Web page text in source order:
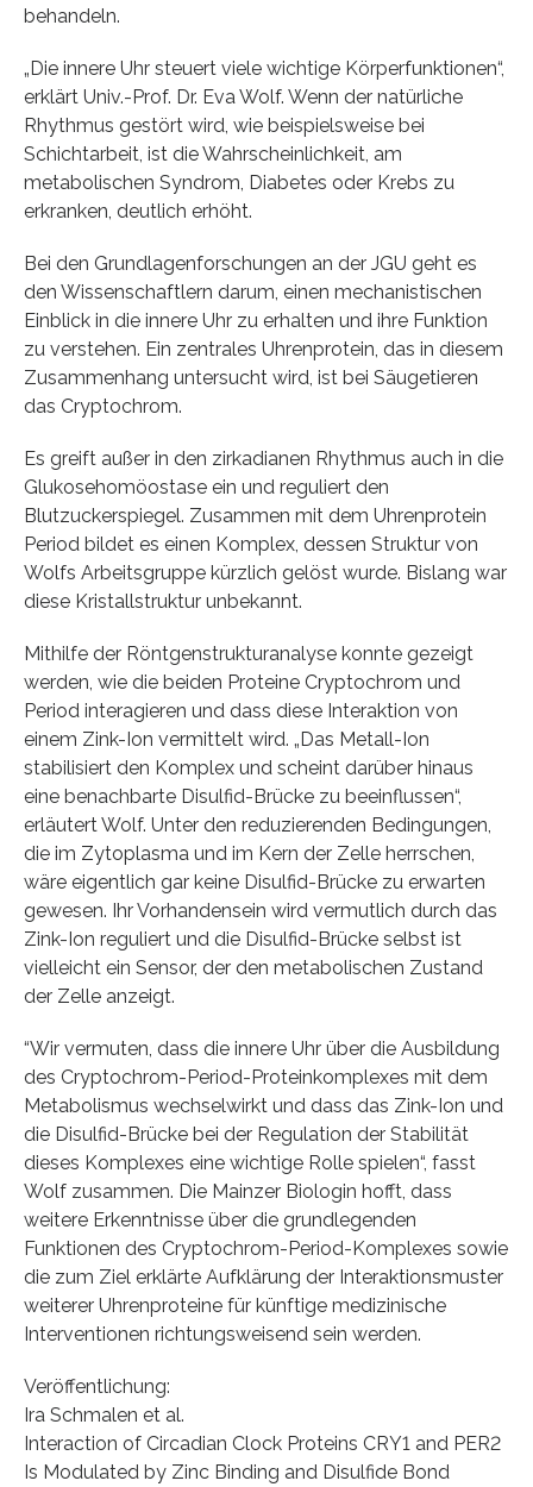
behandeln.
„Die innere Uhr steuert viele wichtige Körperfunktionen“,
erklärt Univ.-Prof. Dr. Eva Wolf. Wenn der natürliche
Rhythmus gestört wird, wie beispielsweise bei
Schichtarbeit, ist die Wahrscheinlichkeit, am
metabolischen Syndrom, Diabetes oder Krebs zu
erkranken, deutlich erhöht.
Bei den Grundlagenforschungen an der JGU geht es
den Wissenschaftlern darum, einen mechanistischen
Einblick in die innere Uhr zu erhalten und ihre Funktion
zu verstehen. Ein zentrales Uhrenprotein, das in diesem
Zusammenhang untersucht wird, ist bei Säugetieren
das Cryptochrom.
Es greift außer in den zirkadianen Rhythmus auch in die
Glukosehomöostase ein und reguliert den
Blutzuckerspiegel. Zusammen mit dem Uhrenprotein
Period bildet es einen Komplex, dessen Struktur von
Wolfs Arbeitsgruppe kürzlich gelöst wurde. Bislang war
diese Kristallstruktur unbekannt.
Mithilfe der Röntgenstrukturanalyse konnte gezeigt
werden, wie die beiden Proteine Cryptochrom und
Period interagieren und dass diese Interaktion von
einem Zink-Ion vermittelt wird. „Das Metall-Ion
stabilisiert den Komplex und scheint darüber hinaus
eine benachbarte Disulfid-Brücke zu beeinflussen“,
erläutert Wolf. Unter den reduzierenden Bedingungen,
die im Zytoplasma und im Kern der Zelle herrschen,
wäre eigentlich gar keine Disulfid-Brücke zu erwarten
gewesen. Ihr Vorhandensein wird vermutlich durch das
Zink-Ion reguliert und die Disulfid-Brücke selbst ist
vielleicht ein Sensor, der den metabolischen Zustand
der Zelle anzeigt.
“Wir vermuten, dass die innere Uhr über die Ausbildung
des Cryptochrom-Period-Proteinkomplexes mit dem
Metabolismus wechselwirkt und dass das Zink-Ion und
die Disulfid-Brücke bei der Regulation der Stabilität
dieses Komplexes eine wichtige Rolle spielen“, fasst
Wolf zusammen. Die Mainzer Biologin hofft, dass
weitere Erkenntnisse über die grundlegenden
Funktionen des Cryptochrom-Period-Komplexes sowie
die zum Ziel erklärte Aufklärung der Interaktionsmuster
weiterer Uhrenproteine für künftige medizinische
Interventionen richtungsweisend sein werden.
Veröffentlichung:
Ira Schmalen et al.
Interaction of Circadian Clock Proteins CRY1 and PER2
Is Modulated by Zinc Binding and Disulfide Bond